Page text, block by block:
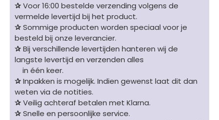
✰Voor 16:00 bestelde verzending volgens de
vermelde levertijd bij het product.
✰Sommige producten worden speciaal voor je
besteld bij onze leverancier.
✰Bij verschillende levertijden hanteren wij de
langste levertijd en verzenden alles
in één keer.
✰Inpakken is mogelijk. Indien gewenst laat dit dan
weten via de notities.
✰Veilig achteraf betalen met Klarna.
✰Snelle en persoonlijke service.